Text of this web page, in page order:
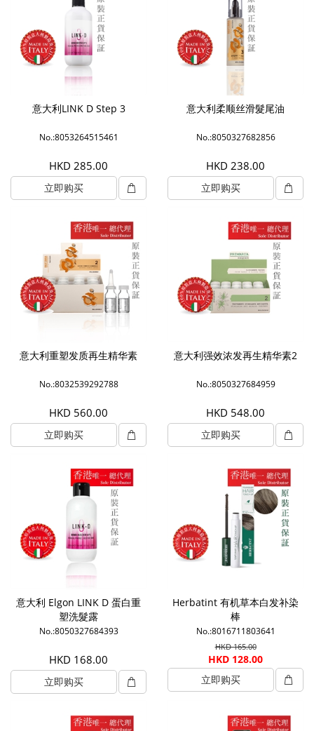
意大利LINK D Step 3
No.:8053264515461
HKD 285.00
立即购买
意大利柔顺丝滑髮尾油
No.:8050327682856
HKD 238.00
立即购买
意大利重塑发质再生精华素
No.:8032539292788
HKD 560.00
立即购买
意大利强效浓发再生精华素2
No.:8050327684959
HKD 548.00
立即购买
意大利 Elgon LINK D 蛋白重
塑洗髮露
No.:8050327684393
HKD 168.00
立即购买
Herbatint 有机草本白发补染
棒
No.:8016711803641
HKD 165.00
HKD 128.00
立即购买